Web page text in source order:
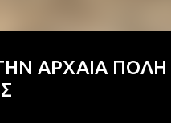
ΑΡΧΑΙΑ ΠΟΛΗ